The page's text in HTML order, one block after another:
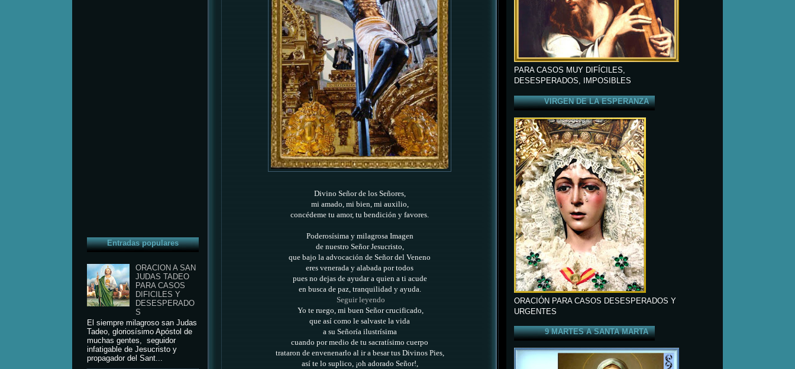
Entradas populares
ORACION A SAN
JUDAS TADEO
PARA CASOS
DIFICILES Y
DESESPERADO
S
El siempre milagroso san Judas
Tadeo, gloriosísimo Apóstol de
muchas gentes, seguidor
infatigable de Jesucristo y
propagador del Sant...
Divino Señor de los Señores,
mi amado, mi bien, mi auxilio,
concédeme tu amor, tu bendición y favores.
Poderosísima y milagrosa Imagen
de nuestro Señor Jesucristo,
que bajo la advocación de Señor del Veneno
eres venerada y alabada por todos
pues no dejas de ayudar a quien a ti acude
en busca de paz, tranquilidad y ayuda.
Seguir leyendo
Yo te ruego, mi buen Señor crucificado,
que así como le salvaste la vida
a su Señoría ilustrísima
cuando por medio de tu sacratísimo cuerpo
trataron de envenenarlo al ir a besar tus Divinos Pies,
así te lo suplico, ¡oh adorado Señor!,
PARA CASOS MUY DIFÍCILES,
DESESPERADOS, IMPOSIBLES
VIRGEN DE LA ESPERANZA
ORACIÓN PARA CASOS DESESPERADOS Y
URGENTES
9 MARTES A SANTA MARTA